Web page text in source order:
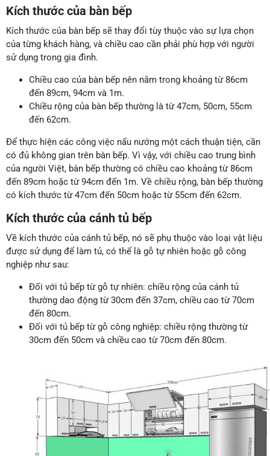
Kích thước của bàn bếp
Kích thước của bàn bếp sẽ thay đổi tùy thuộc vào sự lựa chọn
của từng khách hàng, và chiều cao cần phải phù hợp với người
sử dụng trong gia đình.
Chiều cao của bàn bếp nên nằm trong khoảng từ 86cm
đến 89cm, 94cm và 1m.
Chiều rộng của bàn bếp thường là từ 47cm, 50cm, 55cm
đến 62cm.
Để thực hiện các công việc nấu nướng một cách thuận tiện, cần
có đủ không gian trên bàn bếp. Vì vậy, với chiều cao trung bình
của người Việt, bàn bếp thường có chiều cao khoảng từ 86cm
đến 89cm hoặc từ 94cm đến 1m. Về chiều rộng, bàn bếp thường
có kích thước từ 47cm đến 50cm hoặc từ 55cm đến 62cm.
Kích thước của cánh tủ bếp
Về kích thước của cánh tủ bếp, nó sẽ phụ thuộc vào loại vật liệu
được sử dụng để làm tủ, có thể là gỗ tự nhiên hoặc gỗ công
nghiệp như sau:
Đối với tủ bếp từ gỗ tự nhiên: chiều rộng của cánh tủ
thường dao động từ 30cm đến 37cm, chiều cao từ 70cm
đến 80cm.
Đối với tủ bếp từ gỗ công nghiệp: chiều rộng thường từ
30cm đến 50cm và chiều cao từ 70cm đến 80cm.